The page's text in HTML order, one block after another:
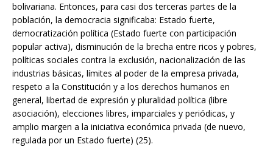
bolivariana. Entonces, para casi dos terceras partes de la
población, la democracia significaba: Estado fuerte,
democratización política (Estado fuerte con participación
popular activa), disminución de la brecha entre ricos y pobres,
políticas sociales contra la exclusión, nacionalización de las
industrias básicas, límites al poder de la empresa privada,
respeto a la Constitución y a los derechos humanos en
general, libertad de expresión y pluralidad política (libre
asociación), elecciones libres, imparciales y periódicas, y
amplio margen a la iniciativa económica privada (de nuevo,
regulada por un Estado fuerte) (25).